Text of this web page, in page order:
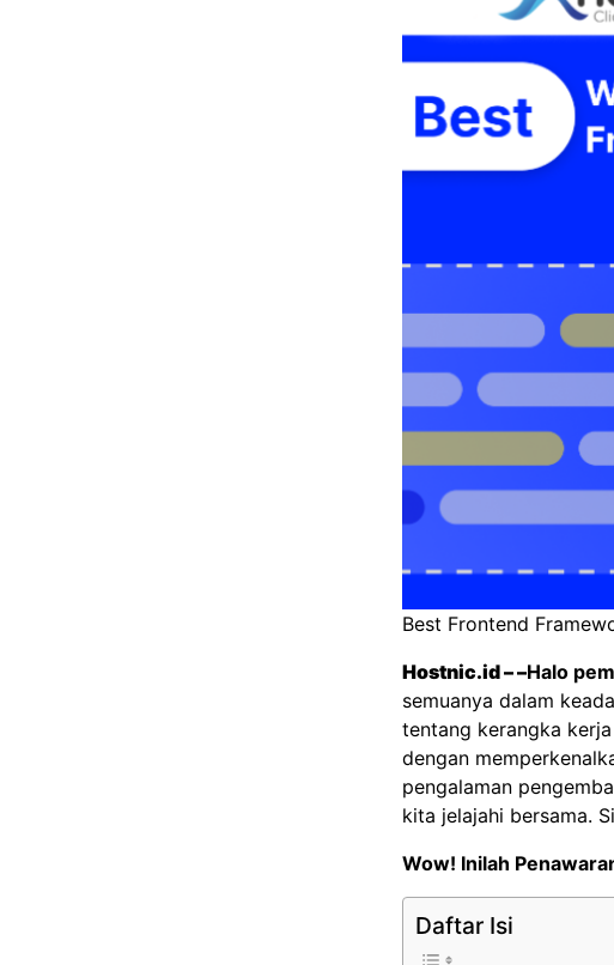
Best Frontend
Hostnic.id– –Halo
semuanya dalam
tentang kerangka
dengan
pengalaman
kita jelajahi bersama.
Wow! Inilah
Daftar Isi